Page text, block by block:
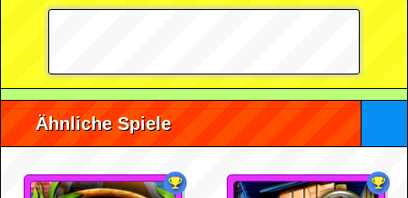
Ähnliche Spiele